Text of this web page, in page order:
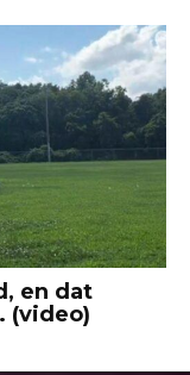
en dat
(video)